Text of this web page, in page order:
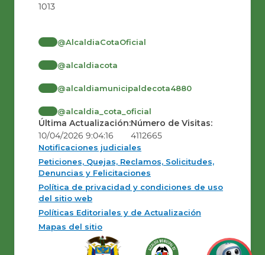
1013
@AlcaldiaCotaOficial
@alcaldiacota
@alcaldiamunicipaldecota4880
@alcaldia_cota_oficial
Última Actualización:
10/04/2026 9:04:16
Número de Visitas:
4112665
Notificaciones judiciales
Peticiones, Quejas, Reclamos, Solicitudes,
Denuncias y Felicitaciones
Política de privacidad y condiciones de uso
del sitio web
Políticas Editoriales y de Actualización
Mapas del sitio